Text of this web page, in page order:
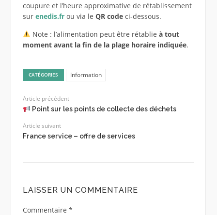
coupure et l’heure approximative de rétablissement
sur enedis.frou via le QR codeci-dessous.
Note : l’alimentation peut être rétablie à tout
moment avant la fin de la plage horaire indiquée.
CATÉGORIES Information
Article précédent
Point sur les points de collecte des déchets
Article suivant
France service – offre de services
LAISSER UN COMMENTAIRE
Commentaire *